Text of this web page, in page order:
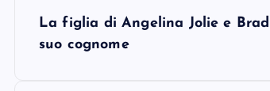
La figlia di Angelina Jolie e
suo cognome